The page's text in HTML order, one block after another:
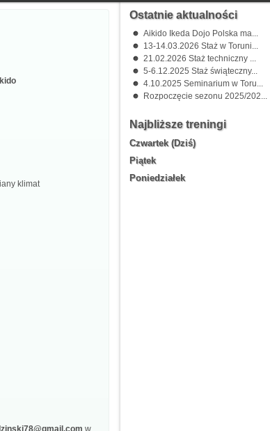
klimat
w
Ostatnie aktualności
Aikido Ikeda Dojo Polska ma...
13-14.03.2026 Staż w Toruni...
21.02.2026 Staż techniczny ...
5-6.12.2025 Staż świąteczny...
4.10.2025 Seminarium w Toru...
Rozpoczęcie sezonu 2025/202...
Najbliższe treningi
Czwartek (Dziś)
Piątek
Poniedziałek